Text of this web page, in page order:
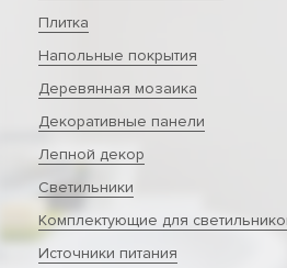
Плитка
Напольные покрытия
Деревянная мозаика
Декоративные панели
Лепной декор
Светильники
Комплектующие для
Источники питания